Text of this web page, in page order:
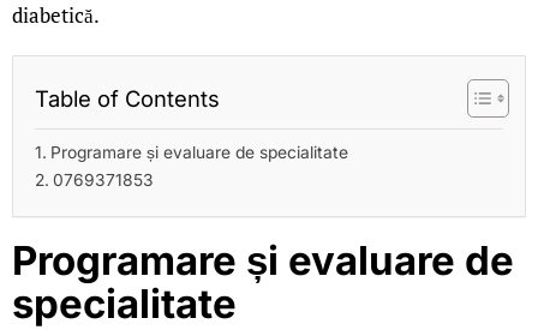
diabetică.
Table of Contents
Programare și evaluare de specialitate
0769371853
Programare și evaluare de
specialitate